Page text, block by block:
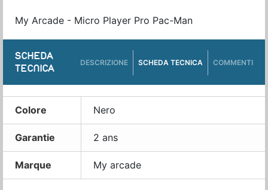
My Arcade - Micro Player Pro Pac-Man
SCHEDA
TECNICA
DESCRIZIONE SCHEDA TECNICA COMMENTI
Colore Nero
Garantie 2 ans
Marque My arcade